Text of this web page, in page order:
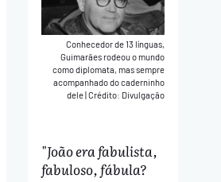
Conhecedor de 13 línguas,
Guimarães rodeou o mundo
como diplomata, mas sempre
acompanhado do caderninho
dele|Crédito: Divulgação
"João era fabulista,
fabuloso, fábula?